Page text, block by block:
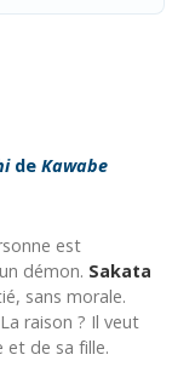
de Kawabe
est
démon. Sakata
sans morale.
raison ? Il veut
et de sa fille.